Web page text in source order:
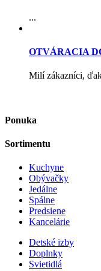
...
OTVÁRACIA
Milí zákazníci,
Ponuka
Sortimentu
Kuchyne
Obývačky
Jedálne
Spálne
Predsiene
Kancelárie
Detské izby
Doplnky
Svietidlá